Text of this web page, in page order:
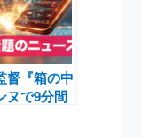
督『箱の中
ヌで9分間